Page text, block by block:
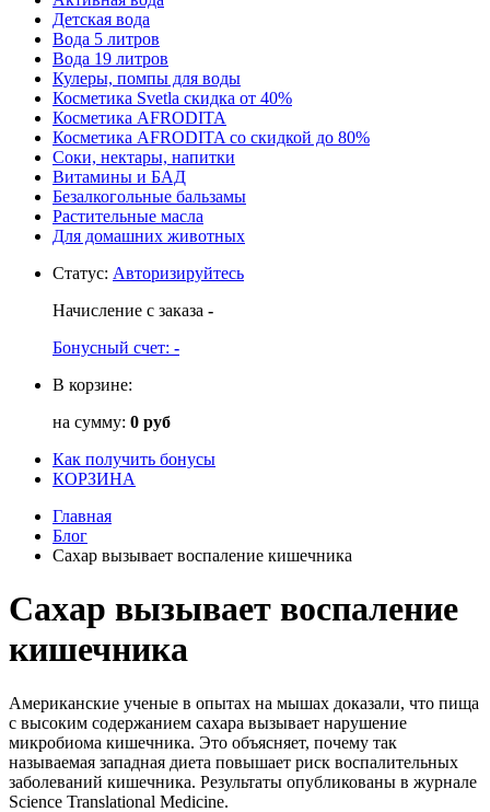
Детская вода
Вода 5 литров
Вода 19 литров
Кулеры, помпы для воды
Косметика Svetla скидка от 40%
Косметика AFRODITA
Косметика AFRODITA со скидкой до 80%
Соки, нектары, напитки
Витамины и БАД
Безалкогольные бальзамы
Растительные масла
Для домашних животных
Статус: Авторизируйтесь
Начисление с заказа -
Бонусный счет: -
В корзине:
на сумму: 0 руб
Как получить бонусы
КОРЗИНА
Главная
Блог
Сахар вызывает воспаление кишечника
Сахар вызывает воспаление
кишечника
Американские ученые в опытах на мышах доказали, что пища
с высоким содержанием сахара вызывает нарушение
микробиома кишечника. Это объясняет, почему так
называемая западная диета повышает риск воспалительных
заболеваний кишечника. Результаты опубликованы в журнале
Science Translational Medicine.